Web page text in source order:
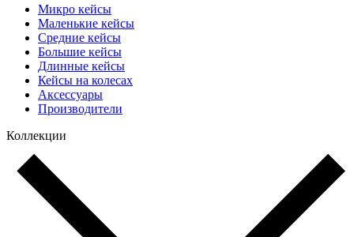
Микро кейсы
Маленькие кейсы
Средние кейсы
Большие кейсы
Длинные кейсы
Кейсы на колесах
Аксессуары
Производители
Коллекции